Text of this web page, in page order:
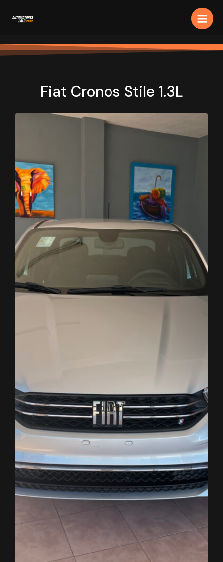
Main
Fiat Cronos Stile 1.3L